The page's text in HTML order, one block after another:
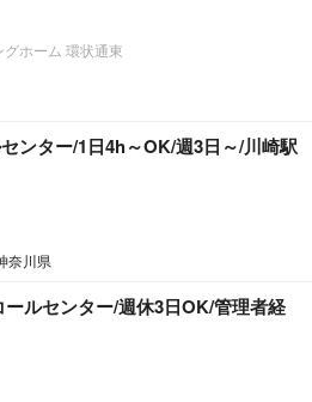
ホーム 環状通東
ンター/1日4h～OK/週3日～/川崎駅
奈川県
ルセンター/週休3日OK/管理者経